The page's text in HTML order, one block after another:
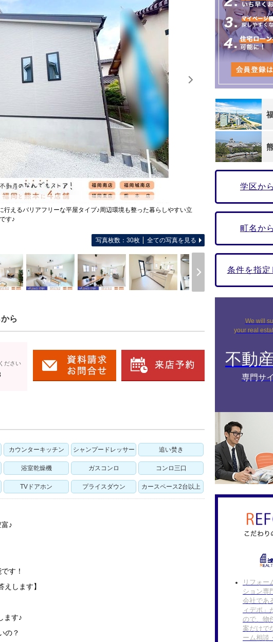
えるバリアフリーな平屋タイプ♪周辺環境も整った暮らしやすい立
す♪
写真枚数：30枚 全ての写真を見る
ら
ださい
カウンターキッチン シャンプードレッサー 追い焚き
浴室乾燥機 ガスコンロ コンロ三口
TVドアホン プライスダウン カースペース2台以上
♪
す！
えします】
ます♪
の？
学区か
町名か
条件を指定
We will
your real
不動
専門サ
リフォー
ション専
会社であ
ィデポ」
ので、物
案だけで
ーム相談